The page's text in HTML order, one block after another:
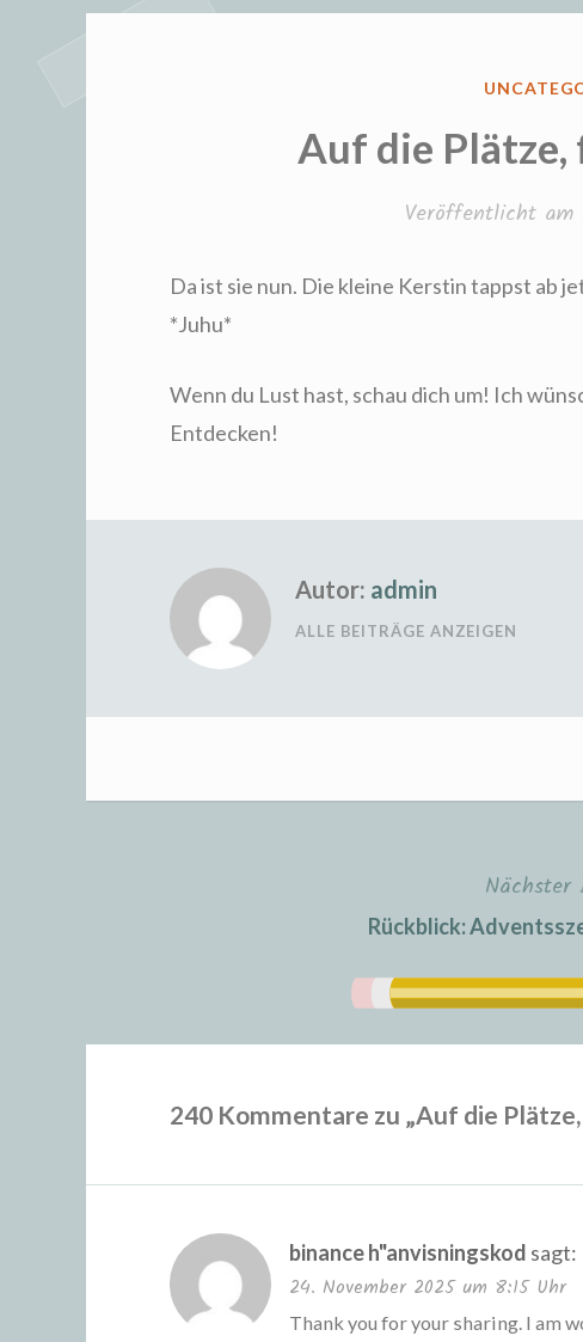
Auf die
Veröffentlicht am
Da ist sie nun. Die kleine Kerstin tappst ab
*Juhu*
Wenn du Lust hast, schau dich um! Ich
Entdecken!
Autor: admin
ALLE BEITRÄGE ANZEIGEN
Nächster
Rückblick:
240 Kommentare zu „Auf die
binance h"anvisningskod sagt:
24. November 2025 um 8:15 Uhr
Thank you for your sharing. I am